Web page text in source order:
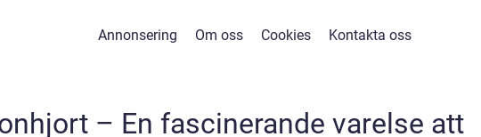
Annonsering Om oss Cookies Kontakta oss
– En fascinerande varelse att